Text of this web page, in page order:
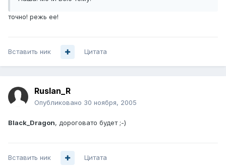
точно! режь ее!
Вставить ник Цитата
Ruslan_R
Опубликовано 30 ноября, 2005
Black_Dragon, дороговато будет ;-)
Вставить ник Цитата